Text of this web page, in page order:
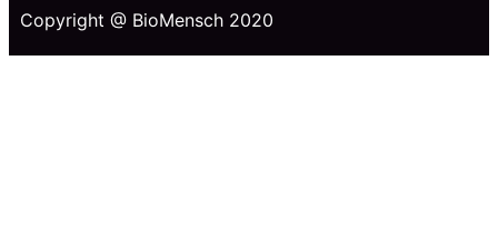
Copyright @ BioMensch 2020